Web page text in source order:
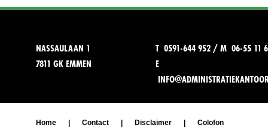
NASSAULAAN 1
7811 GK EMMEN
T 0591-644 952 / M 06-55 11
E
Home Contact Disclaimer Colofon